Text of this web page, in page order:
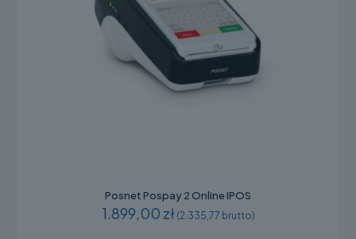
Posnet Pospay 2 Online IPOS
1.899,00 zł (2.335,77 brutto)